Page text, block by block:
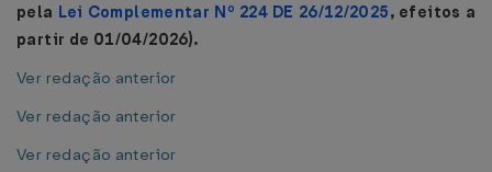
pela Lei Complementar Nº 224 DE 26/12/2025, efeitos a
partir de 01/04/2026).
Ver redação anterior
Ver redação anterior
Ver redação anterior